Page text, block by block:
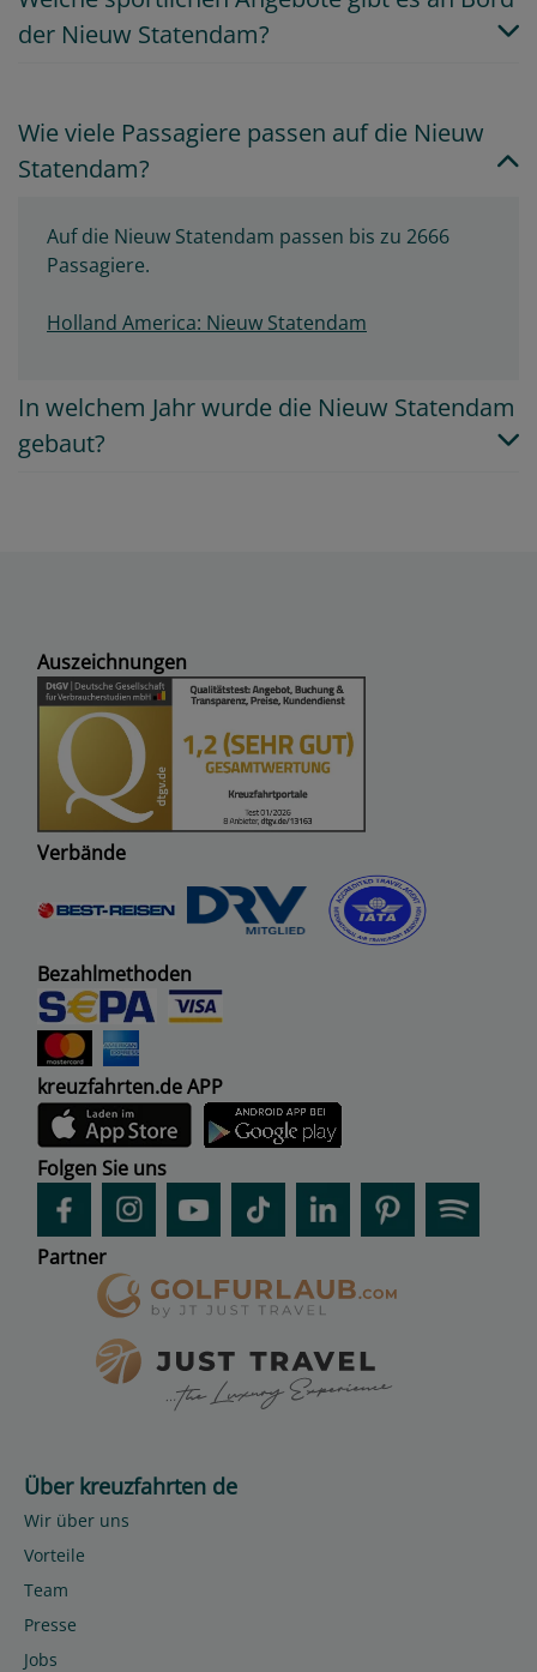
der Nieuw Statendam?
Wie viele Passagiere passen auf die Nieuw
Statendam?
Auf die Nieuw Statendam passen bis zu 2666
Passagiere.
Holland America: Nieuw Statendam
In welchem Jahr wurde die Nieuw Statendam
gebaut?
Auszeichnungen
Verbände
Bezahlmethoden
kreuzfahrten.de APP
Folgen Sie uns
Partner
Über kreuzfahrten de
Wir über uns
Vorteile
Team
Presse
Jobs